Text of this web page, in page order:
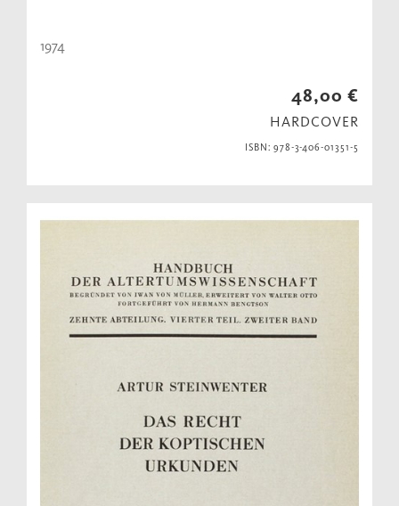
1974
48,00 €
HARDCOVER
ISBN: 978-3-406-01351-5